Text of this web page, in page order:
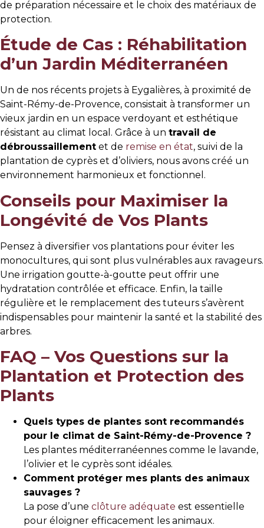
de préparation nécessaire et le choix des matériaux de
protection.
Étude de Cas : Réhabilitation
d’un Jardin Méditerranéen
Un de nos récents projets à Eygalières, à proximité de
Saint-Rémy-de-Provence, consistait à transformer un
vieux jardin en un espace verdoyant et esthétique
résistant au climat local. Grâce à un travail de
débroussaillement et de remise en état, suivi de la
plantation de cyprès et d’oliviers, nous avons créé un
environnement harmonieux et fonctionnel.
Conseils pour Maximiser la
Longévité de Vos Plants
Pensez à diversifier vos plantations pour éviter les
monocultures, qui sont plus vulnérables aux ravageurs.
Une irrigation goutte-à-goutte peut offrir une
hydratation contrôlée et efficace. Enfin, la taille
régulière et le remplacement des tuteurs s’avèrent
indispensables pour maintenir la santé et la stabilité des
arbres.
FAQ – Vos Questions sur la
Plantation et Protection des
Plants
Quels types de plantes sont recommandés
pour le climat de Saint-Rémy-de-Provence ?
Les plantes méditerranéennes comme le lavande,
l’olivier et le cyprès sont idéales.
Comment protéger mes plants des animaux
sauvages ?
La pose d’une clôture adéquate est essentielle
pour éloigner efficacement les animaux.